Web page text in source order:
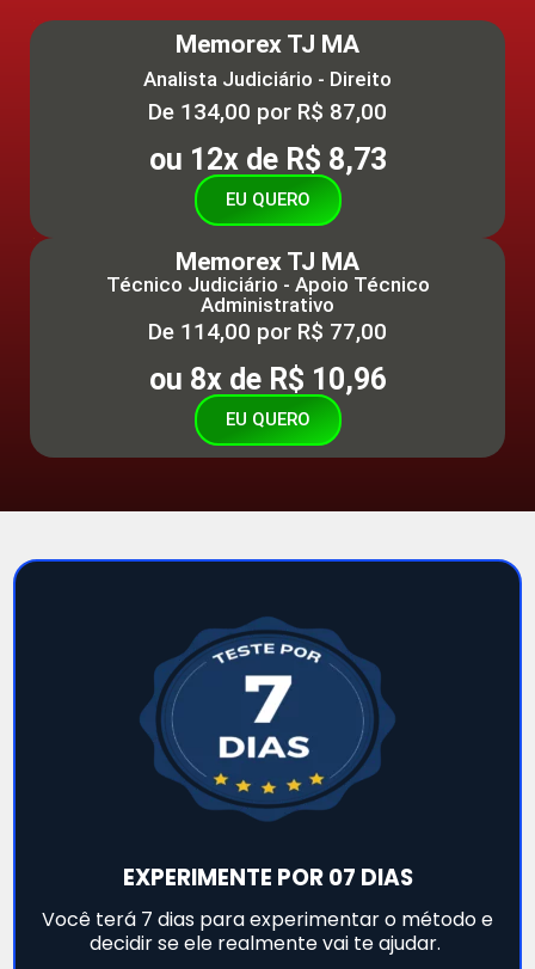
Memorex TJ MA
Analista Judiciário - Direito
De 134,00 por R$ 87,00
ou 12x de R$ 8,73
EU QUERO
Memorex TJ MA
Técnico Judiciário - Apoio Técnico
Administrativo
De 114,00 por R$ 77,00
ou 8x de R$ 10,96
EU QUERO
EXPERIMENTE POR 07 DIAS
Você terá 7 dias para experimentar o método e
decidir se ele realmente vai te ajudar.